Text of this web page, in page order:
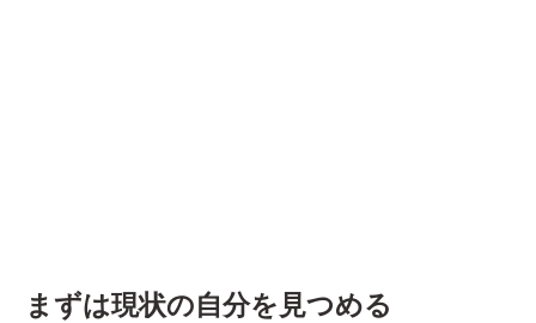
まずは現状の自分を見つめる